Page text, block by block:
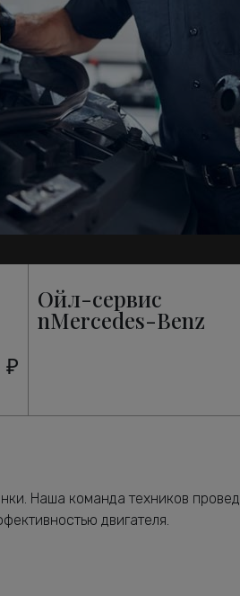
₽
Ойл-сервис
nMercedes-Benz
Наша команда техников
двигателя.